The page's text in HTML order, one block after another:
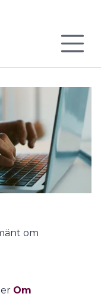
om
Om